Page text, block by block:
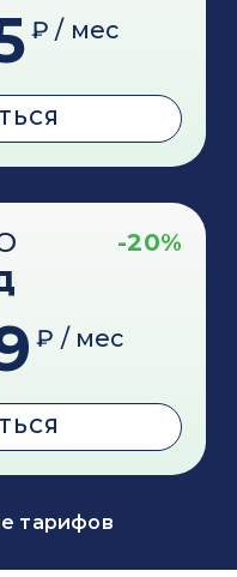
₽ / мес
-20%
₽ / мес
тарифов